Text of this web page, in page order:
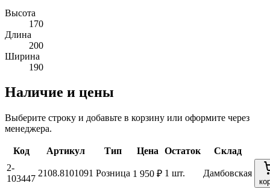
Высота
170
Длина
200
Ширина
190
Наличие и цены
Выберите строку и добавьте в корзину или оформите через
менеджера.
Код Артикул Тип Цена Остаток
Склад
2-
103447
2108.8101091 Розница 1 950 ₽ 1 шт. Дамбовская